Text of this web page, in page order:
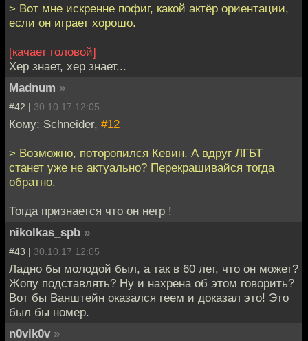
> Вот мне искренне пофиг, какой актёр ориентации,
если он играет хорошо.
[качает головой]
Хер знает, хер знает...
Madnum »
#42 | 30.10.17 12:05
Кому: Schneider, #12
> Возможно, поторопился Кевин. А вдруг ЛГБТ
станет уже не актуально? Перекрашивайся тогда
обратно.
Тогда признается что он негр !
nikolkas_spb »
#43 | 30.10.17 12:05
Ладно бы молодой был, а так в 60 лет, что он может?
Жопу подставлять? Ну и нахрена об этом говорить?
Вот бы Ванштейн оказался геем и доказал это! Это
был бы номер.
n0vik0v »